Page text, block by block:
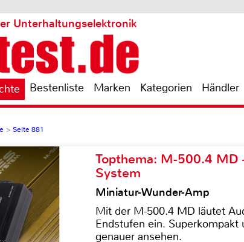
Unterhaltungselektronik
Bestenliste Marken Kategorien Händler
> Seite 881
Topthema: M-500.4 MD
System
Miniatur-Wunder-Amp
Mit der M-500.4 MD läutet
Endstufen ein.
genauer ansehen.